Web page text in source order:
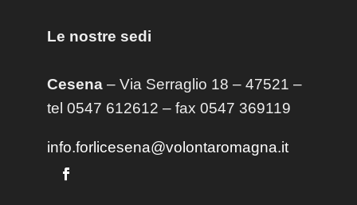
Le nostre sedi
Cesena– Via Serraglio 18 – 47521 –
tel 0547 612612 – fax 0547 369119
info.forlicesena@volontaromagna.it